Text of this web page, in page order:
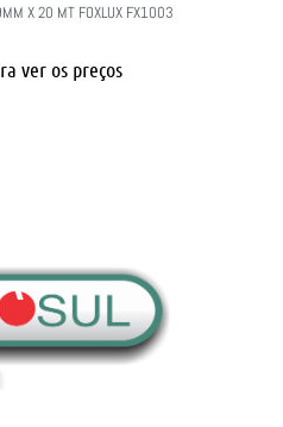
X 20 MT FOXLUX FX1003
ver os preços